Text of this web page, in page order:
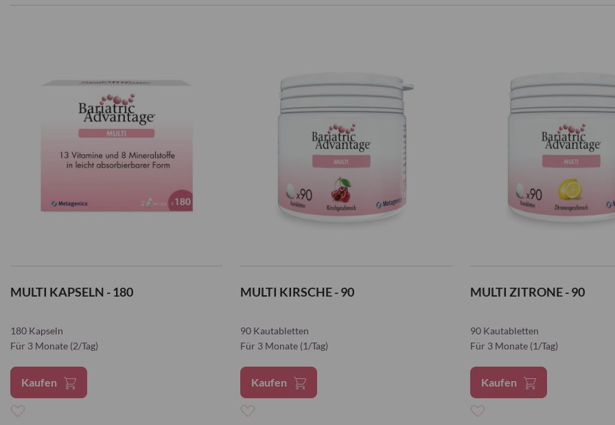
MULTI KAPSELN - 180
180 Kapseln
Für 3 Monate (2/Tag)
Kaufen
MULTI KIRSCHE - 90
90 Kautabletten
Für 3 Monate (1/Tag)
Kaufen
MULTI ZITRONE - 90
90 Kautabletten
Für 3 Monate (1/Tag)
Kaufen